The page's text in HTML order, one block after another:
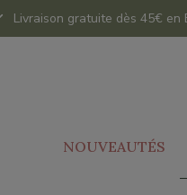
Livraison gratuite dès 45€
NOUVEAUTÉS